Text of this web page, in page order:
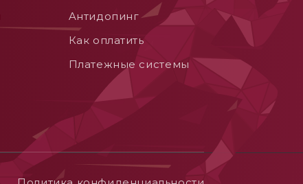
Aнтидопинг
Как оплатить
Платежные системы